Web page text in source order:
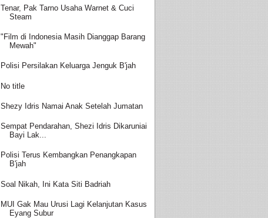
Tenar, Pak Tarno Usaha Warnet & Cuci
Steam
"Film di Indonesia Masih Dianggap Barang
Mewah"
Polisi Persilakan Keluarga Jenguk B'jah
No title
Shezy Idris Namai Anak Setelah Jumatan
Sempat Pendarahan, Shezi Idris Dikaruniai
Bayi Lak...
Polisi Terus Kembangkan Penangkapan
B'jah
Soal Nikah, Ini Kata Siti Badriah
MUI Gak Mau Urusi Lagi Kelanjutan Kasus
Eyang Subur